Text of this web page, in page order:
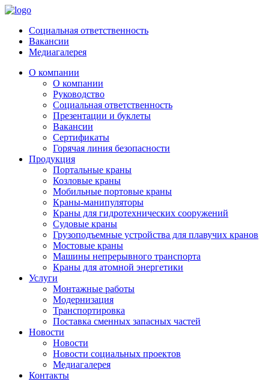
Социальная ответственность
Вакансии
Медиагалерея
О компании
О компании
Руководство
Социальная ответственность
Презентации и буклеты
Вакансии
Сертификаты
Горячая линия безопасности
Продукция
Портальные краны
Козловые краны
Мобильные портовые краны
Краны-манипуляторы
Краны для гидротехнических сооружений
Судовые краны
Грузоподъемные устройства для плавучих кранов
Мостовые краны
Машины непрерывного транспорта
Краны для атомной энергетики
Услуги
Монтажные работы
Модернизация
Транспортировка
Поставка сменных запасных частей
Новости
Новости
Новости социальных проектов
Медиагалерея
Контакты